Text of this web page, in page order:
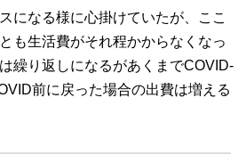
になる様に心掛けていたが、ここ
も生活費がそれ程かからなくなっ
繰り返しになるがあくまでCOVID-
前に戻った場合の出費は増える